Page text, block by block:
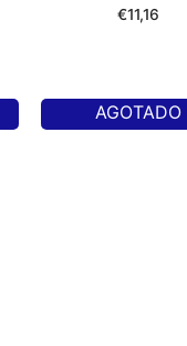
€11,16
AGOTADO